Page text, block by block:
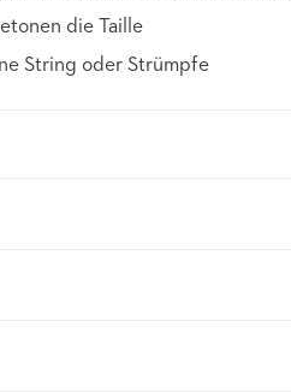
die Taille
String oder Strümpfe